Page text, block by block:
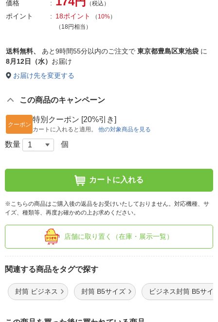
価格 （税込）
ポイント 18ポイント （ 10%）
（18円相当）
送料無料、 あと9時間55分以内のご注文で 東京都豊島区東池袋 に
8月12日（水） お届け
お届け先を変更する
この商品のキャンペーン
クーポン
特別クーポン [20%引き]
カートに入れると適用。 他の対象商品を見る
数量 個
カートに入れる
※こちらの商品はご購入後の返品をお受けいたしておりません。対応機種、サ
イズ、種類等、再度お確かめの上お求めください。
店舗に取り置く（在庫・展示一覧）
関連する商品をタグで探す
封筒 ビジネス 封筒 B5サイズ ビジネス封筒 B5サイ